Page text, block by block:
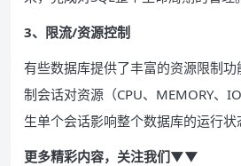
3、限流/资源控制
有些数据库提供了丰富的资源限制
制会话对资源（CPU、MEMORY、
生单个会话影响整个数据库的运行状
更多精彩内容，关注我们▼▼